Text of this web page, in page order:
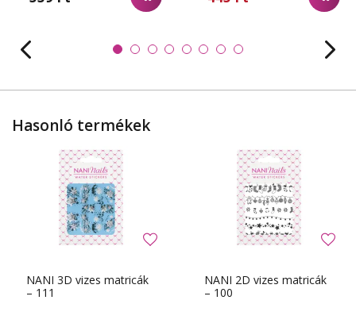
Hasonló termékek
NANI 3D vizes matricák
– 111
NANI 2D vizes matricák
– 100